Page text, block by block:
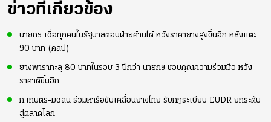
ข่าวที่เกี่ยวข้อง
นายกฯ เชื่อทุกคนในรัฐบาลตอบฝ่ายค้านได้ หวังราคายางสูงขึ้นอีก หลังแตะ
90 บาท (คลิป)
ยางพาราทะลุ 80 บาทในรอบ 3 ปีกว่า นายกฯ ขอบคุณความร่วมมือ หวัง
ราคาดีขึ้นอีก
ก.เกษตร-มิชลิน ร่วมหารือขับเคลื่อนยางไทย รับกฎระเบียบ EUDR ยกระดับ
สู่ตลาดโลก